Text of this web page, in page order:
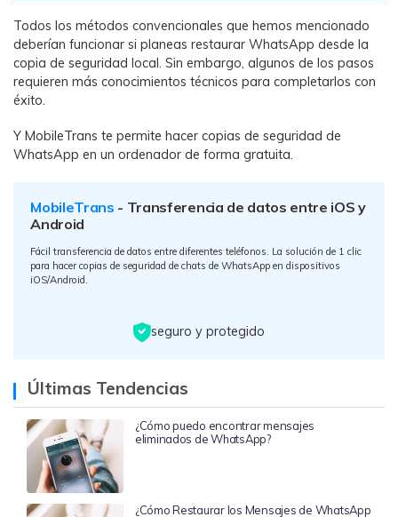
Todos los métodos convencionales que hemos mencionado
deberían funcionar si planeas restaurar WhatsApp desde la
copia de seguridad local. Sin embargo, algunos de los pasos
requieren más conocimientos técnicos para completarlos con
éxito.
Y MobileTrans te permite hacer copias de seguridad de
WhatsApp en un ordenador de forma gratuita.
MobileTrans - Transferencia de datos entre iOS y
Android
Fácil transferencia de datos entre diferentes teléfonos. La solución de 1 clic
para hacer copias de seguridad de chats de WhatsApp en dispositivos
iOS/Android.
seguro y protegido
Últimas Tendencias
¿Cómo puedo encontrar mensajes
eliminados de WhatsApp?
¿Cómo Restaurar los Mensajes de WhatsApp